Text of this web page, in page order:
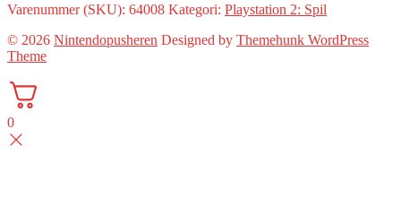
Varenummer (SKU): 64008 Kategori: Playstation 2: Spil
© 2026 Nintendopusheren Designed by Themehunk WordPress
Theme
0